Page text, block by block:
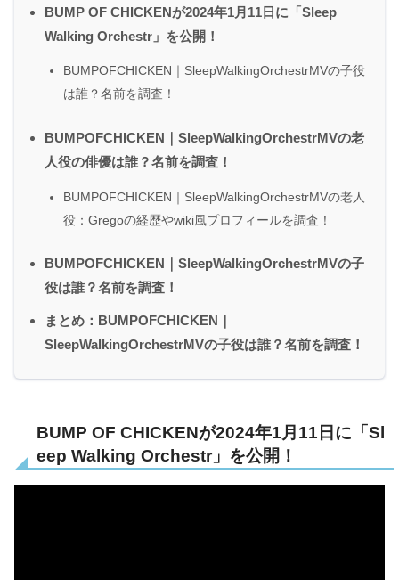
BUMP OF CHICKENが2024年1月11日に「Sleep
Walking Orchestr」を公開！
BUMPOFCHICKEN｜SleepWalkingOrchestrMVの子役
は誰？名前を調査！
BUMPOFCHICKEN｜SleepWalkingOrchestrMVの老
人役の俳優は誰？名前を調査！
BUMPOFCHICKEN｜SleepWalkingOrchestrMVの老人
役：Gregoの経歴やwiki風プロフィールを調査！
BUMPOFCHICKEN｜SleepWalkingOrchestrMVの子
役は誰？名前を調査！
まとめ：BUMPOFCHICKEN｜
SleepWalkingOrchestrMVの子役は誰？名前を調査！
BUMP OF CHICKENが2024年1月11日に「Sl
eep Walking Orchestr」を公開！